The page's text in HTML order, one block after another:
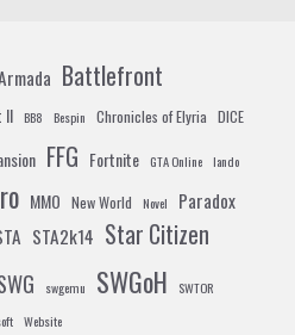
Battlefront
II BB8 Bespin Chronicles of Elyria DICE
FFG Fortnite GTA Online lando
MMO New World Novel Paradox
STA2k14 Star Citizen
swgemu SWGoH SWTOR
Website